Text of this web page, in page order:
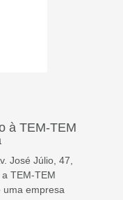
à TEM-TEM
José Júlio, 47,
TEM-TEM
uma empresa